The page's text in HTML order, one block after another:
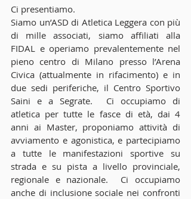
Ci presentiamo.
Siamo un’ASD di Atletica Leggera con più
di mille associati, siamo affiliati alla
FIDAL e operiamo prevalentemente nel
pieno centro di Milano presso l’Arena
Civica (attualmente in rifacimento) e in
due sedi periferiche, il Centro Sportivo
Saini e a Segrate.  Ci occupiamo di
atletica per tutte le fasce di età, dai 4
anni ai Master, proponiamo attività di
avviamento e agonistica, e partecipiamo
a tutte le manifestazioni sportive su
strada e su pista a livello provinciale,
regionale e nazionale.  Ci occupiamo
anche di inclusione sociale nei confronti